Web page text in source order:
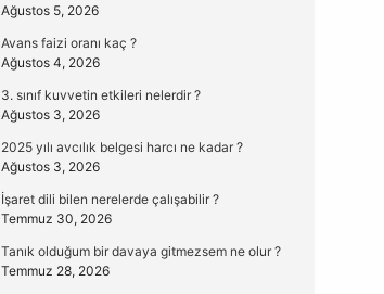
Ağustos 5, 2026
Avans faizi oranı kaç ?
Ağustos 4, 2026
3. sınıf kuvvetin etkileri nelerdir ?
Ağustos 3, 2026
2025 yılı avcılık belgesi harcı ne kadar ?
Ağustos 3, 2026
İşaret dili bilen nerelerde çalışabilir ?
Temmuz 30, 2026
Tanık olduğum bir davaya gitmezsem ne olur ?
Temmuz 28, 2026